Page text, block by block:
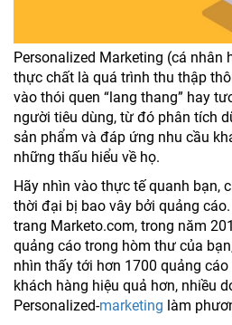
Personalized Marketing (cá nhân
thực chất là quá trình thu thập
vào thói quen “lang thang” hay
người tiêu dùng, từ đó phân tích
sản phẩm và đáp ứng nhu cầu
những thấu hiểu về họ.
Hãy nhìn vào thực tế quanh bạn,
thời đại bị bao vây bởi quảng
trang Marketo.com, trong năm
quảng cáo trong hòm thư của
nhìn thấy tới hơn 1700 quảng
khách hàng hiệu quả hơn, nhiều
Personalized-marketing làm